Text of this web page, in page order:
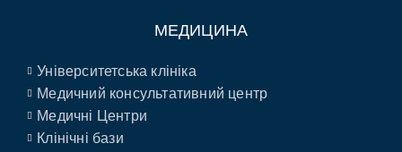
МЕДИЦИНА
Університетська клініка
Медичний консультативний центр
Медичні Центри
Клінічні бази